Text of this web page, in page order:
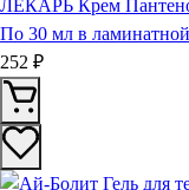
ЛЕКАРЬ Крем
По 30 мл в
252 ₽